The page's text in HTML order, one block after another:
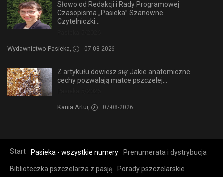
Słowo od Redakcji i Rady Programowej
Czasopisma „Pasieka” Szanowne
Czytelniczki...
Wydawnictwo Pasieka, 07-08-2026
Z artykułu dowiesz się: Jakie anatomiczne
cechy pozwalają matce pszczelej...
Kania Artur, 07-08-2026
Start Pasieka - wszystkie numery Prenumerata i dystrybucja
Biblioteczka pszczelarza z pasją Porady pszczelarskie